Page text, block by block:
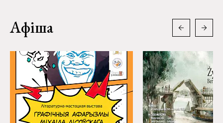
Афіша